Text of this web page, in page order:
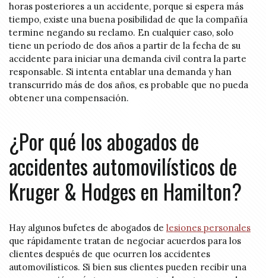
horas posteriores a un accidente, porque si espera más
tiempo, existe una buena posibilidad de que la compañía
termine negando su reclamo. En cualquier caso, solo
tiene un período de dos años a partir de la fecha de su
accidente para iniciar una demanda civil contra la parte
responsable. Si intenta entablar una demanda y han
transcurrido más de dos años, es probable que no pueda
obtener una compensación.
¿Por qué los abogados de
accidentes automovilísticos de
Kruger & Hodges en Hamilton?
Hay algunos bufetes de abogados de lesiones personales
que rápidamente tratan de negociar acuerdos para los
clientes después de que ocurren los accidentes
automovilísticos. Si bien sus clientes pueden recibir una